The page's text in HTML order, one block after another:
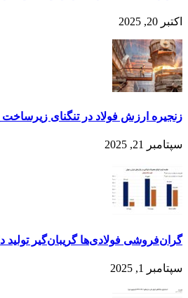
اکتبر 20, 2025
زنجیره ارزش فولاد در تنگنای زیرساخت
سپتامبر 21, 2025
گران‌فروشی فولادی‌ها گریبان‌گیر تولید
سپتامبر 1, 2025